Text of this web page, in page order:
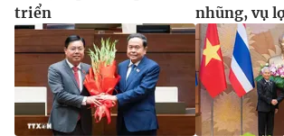
Tổng Biên tập:
Vũ Thanh Thủy
Phó Tổng Biên tập:Nguyễn Thị Mỹ Hạnh,
Nguyễn Trọng Ninh
Tổng đài VTV:024.38 355 931 - 024.38 355
Ðiện thoại Thời báo VTV:024.66 897 897
Email:toasoan@vtv.vn
triển
nhũng, vụ